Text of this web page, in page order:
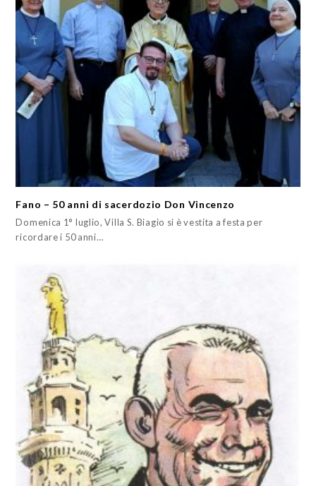
Fano – 50 anni di sacerdozio Don Vincenzo
Domenica 1° luglio, Villa S. Biagio si è vestita a festa per
ricordare i 50 anni…